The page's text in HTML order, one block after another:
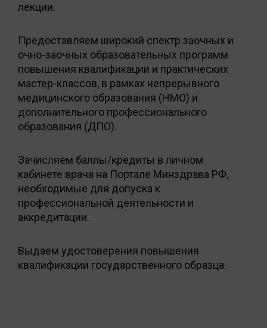
лекции.
Предоставляем широкий спектр заочных и
очно-заочных образовательных программ
повышения квалификации и практических
мастер-классов, в рамках непрерывного
медицинского образования (НМО) и
дополнительного профессионального
образования (ДПО).
Зачисляем баллы/кредиты в личном
кабинете врача на Портале Минздрава РФ,
необходимые для допуска к
профессиональной деятельности и
аккредитации.
Выдаем удостоверения повышения
квалификации государственного образца.